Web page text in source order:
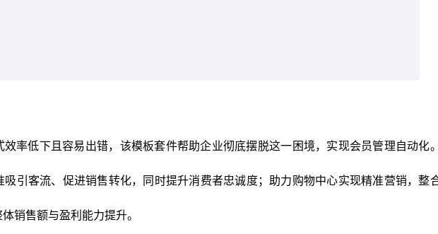
率低下且容易出错，该模板套件帮助企业彻底摆脱这一困境，实现会员管理自动化
引客流、促进销售转化，同时提升消费者忠诚度；助力购物中心实现精准营销，整
销售额与盈利能力提升。